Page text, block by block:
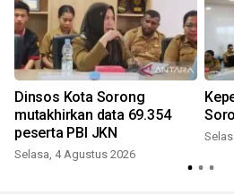
Dinsos Kota Sorong
mutakhirkan data 69.354
peserta PBI JKN
Selasa, 4 Agustus 2026